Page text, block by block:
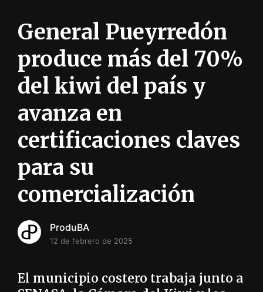
ó
INFORMACIÓN SOBRE LA PRODUCCIÓN EN LA
General Pueyrredón
produce más del 70%
del kiwi del país y
avanza en
certificaciones claves
para su
comercialización
ProduBA
12 de febrero de 2025
El municipio costero trabaja junto a